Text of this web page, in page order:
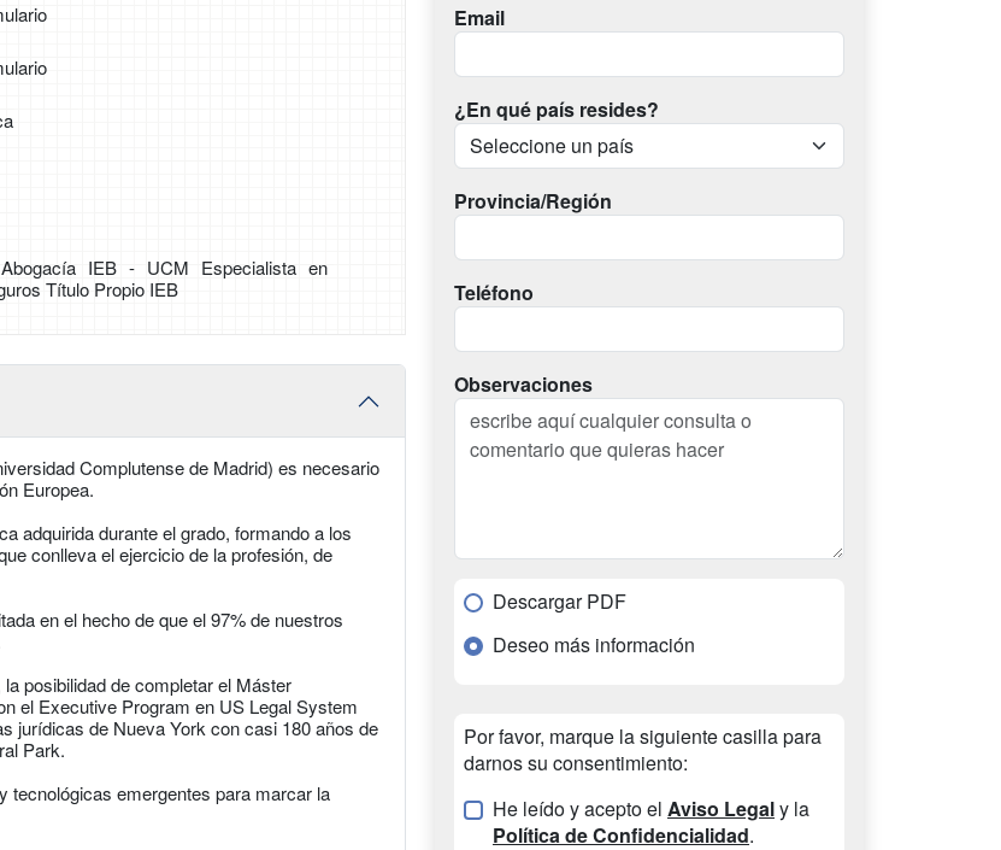
IEB - UCM Especialista en
Título Propio IEB
Complutense de Madrid) es necesario
Europea.
adquirida durante el grado, formando a los
conlleva el ejercicio de la profesión, de
en el hecho de que el 97% de nuestros
posibilidad de completar el Máster
el Executive Program en US Legal System
jurídicas de Nueva York con casi 180 años de
Park.
tecnológicas emergentes para marcar la
Email
¿En qué país resides?
Provincia/Región
Teléfono
Observaciones
Descargar PDF
Deseo más información
Por favor, marque la siguiente casilla para
darnos su consentimiento:
He leído y acepto el Aviso Legaly la
Política de Confidencialidad.